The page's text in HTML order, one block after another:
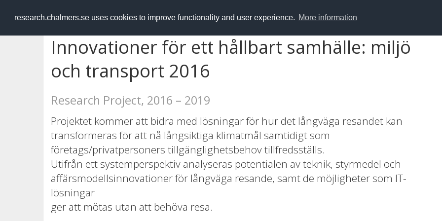
research.chalmers.se uses cookies to improve functionality and user experience. More information
RESEARCH.chalmers.se
Innovationer för ett hållbart samhälle: miljö
och transport 2016
Research Project, 2016 – 2019
Projektet kommer att bidra med lösningar för hur det långväga resandet kan
transformeras för att nå långsiktiga klimatmål samtidigt som
företags/privatpersoners tillgänglighetsbehov tillfredsställs.
Utifrån ett systemperspektiv analyseras potentialen av teknik, styrmedel och
affärsmodellsinnovationer för långväga resande, samt de möjligheter som IT-
lösningar
ger att mötas utan att behöva resa.